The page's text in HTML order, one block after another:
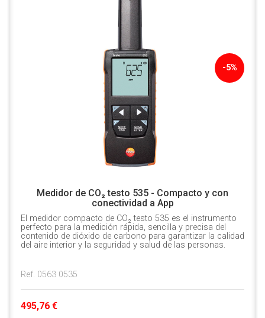
-5%
Medidor de CO₂ testo 535 - Compacto y con
conectividad a App
El medidor compacto de CO₂ testo 535 es el instrumento
perfecto para la medición rápida, sencilla y precisa del
contenido de dióxido de carbono para garantizar la calidad
del aire interior y la seguridad y salud de las personas.
Ref. 0563 0535
495,76 €